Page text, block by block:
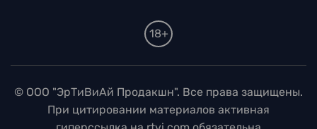
18+
© ООО "ЭрТиВиАй Продакшн". Все права защищены.
При цитировании материалов активная